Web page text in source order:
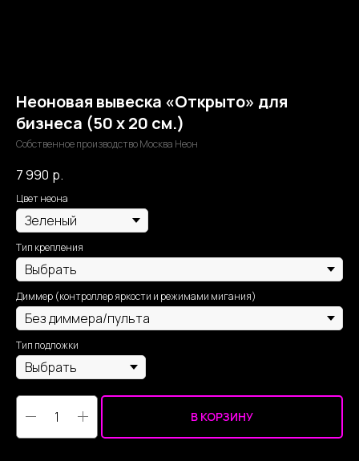
Неоновая вывеска «Открыто» для
бизнеса (50 х 20 см.)
Собственное производство Москва Неон
7 990 р.
Цвет неона
Тип крепления
Диммер (контроллер яркости и режимами мигания)
Тип подложки
В КОРЗИНУ